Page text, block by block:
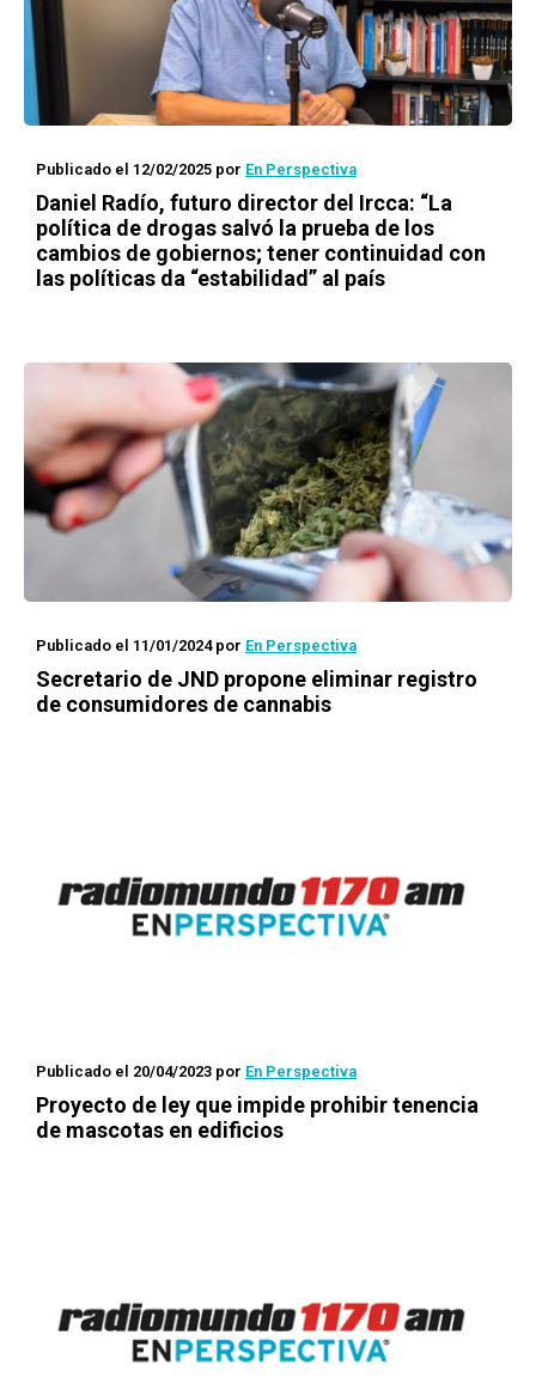
Publicado el 12/02/2025 por En Perspectiva
Daniel Radío, futuro director del Ircca: “La
política de drogas salvó la prueba de los
cambios de gobiernos; tener continuidad con
las políticas da “estabilidad” al país
Publicado el 11/01/2024por En Perspectiva
Secretario de JND propone eliminar registro
de consumidores de cannabis
Publicado el 20/04/2023 por En Perspectiva
Proyecto de ley que impide prohibir tenencia
de mascotas en edificios